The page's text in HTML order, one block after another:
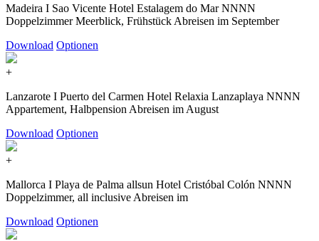
Madeira I Sao Vicente Hotel Estalagem do Mar NNNN
Doppelzimmer Meerblick, Frühstück Abreisen im September
Download Optionen
+
Lanzarote I Puerto del Carmen Hotel Relaxia Lanzaplaya NNNN
Appartement, Halbpension Abreisen im August
Download Optionen
+
Mallorca I Playa de Palma allsun Hotel Cristóbal Colón NNNN
Doppelzimmer, all inclusive Abreisen im
Download Optionen